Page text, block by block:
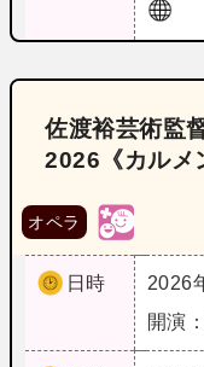
佐渡裕芸術監
2026《カルメ
オペラ
日時
2026
開演